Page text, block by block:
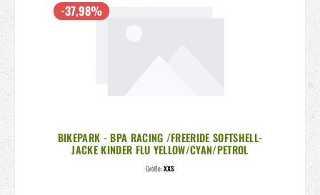
-37,98%
BIKEPARK - BPA RACING /FREERIDE SOFTSHELL-
JACKE KINDER FLU YELLOW/CYAN/PETROL
Größe:XXS